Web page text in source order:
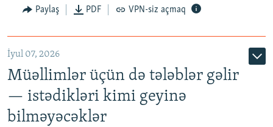
Paylaş PDF VPN-siz açmaq
İyul 07, 2026
Müəllimlər üçün də tələblər gəlir
— istədikləri kimi geyinə
bilməyəcəklər